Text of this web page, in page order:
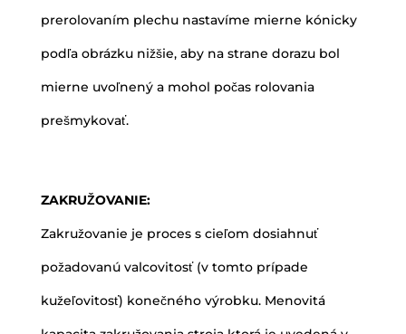
prerolovaním plechu nastavíme mierne kónicky
podľa obrázku nižšie, aby na strane dorazu bol
mierne uvoľnený a mohol počas rolovania
prešmykovať.
ZAKRUŽOVANIE:
Zakružovanie je proces s cieľom dosiahnuť
požadovanú valcovitosť (v tomto prípade
kužeľovitosť) konečného výrobku. Menovitá